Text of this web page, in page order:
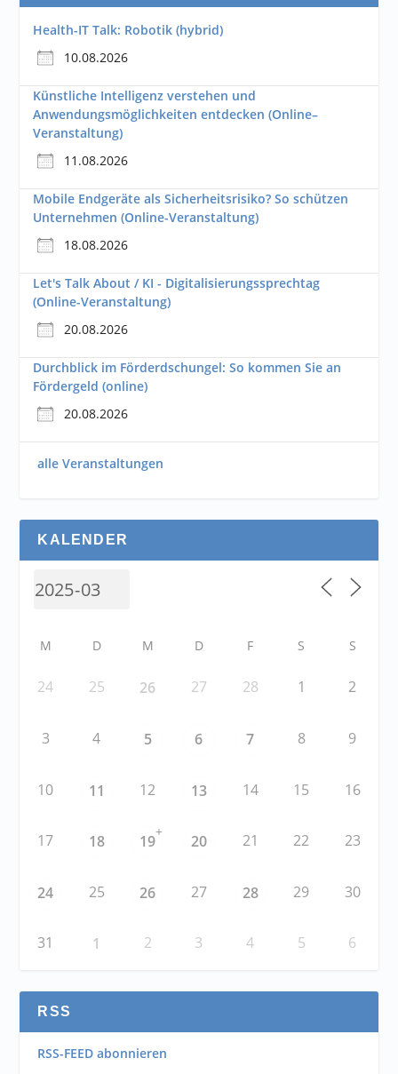
Health-IT Talk: Robotik (hybrid)
10.08.2026
Künstliche Intelligenz verstehen und
Anwendungsmöglichkeiten entdecken (Online–
Veranstaltung)
11.08.2026
Mobile Endgeräte als Sicherheitsrisiko? So schützen
Unternehmen (Online-Veranstaltung)
18.08.2026
Let's Talk About / KI - Digitalisierungssprechtag
(Online-Veranstaltung)
20.08.2026
Durchblick im Förderdschungel: So kommen Sie an
Fördergeld (online)
20.08.2026
alle Veranstaltungen
KALENDER
M D M D F S S
24 25 26 27 28 1 2
3 4 5 6 7 8 9
10 11 12 13 14 15 16
17 18 19
+
20 21 22 23
24 25 26 27 28 29 30
31 1 2 3 4 5 6
RSS
RSS-FEED abonnieren